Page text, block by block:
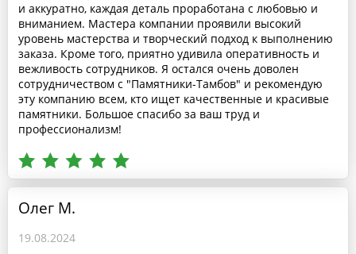
и аккуратно, каждая деталь проработана с любовью и
вниманием. Мастера компании проявили высокий
уровень мастерства и творческий подход к выполнению
заказа. Кроме того, приятно удивила оперативность и
вежливость сотрудников. Я остался очень доволен
сотрудничеством с "Памятники-Тамбов" и рекомендую
эту компанию всем, кто ищет качественные и красивые
памятники. Большое спасибо за ваш труд и
профессионализм!
Олег М.
19.08.2024